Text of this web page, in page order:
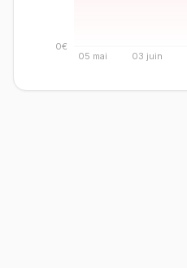
05 mai 03 juin
0€